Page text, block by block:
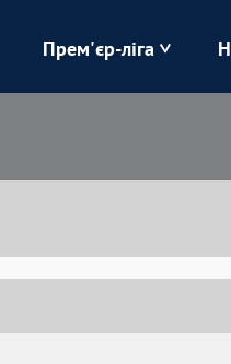
Карпати
Прем'єр-ліга